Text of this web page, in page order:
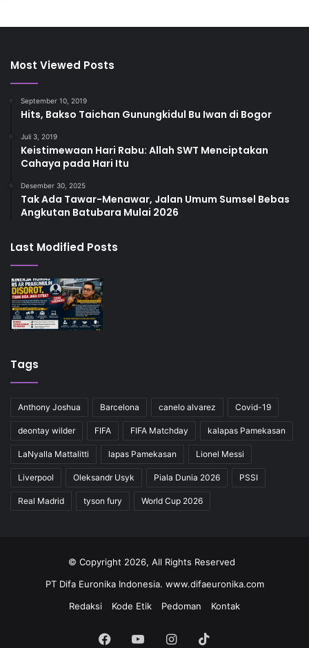
Most Viewed Posts
September 10, 2019
Hits, Bakso Taichan Gunungkidul Bu Iwan di Bogor
Juli 3, 2019
Keistimewaan Hari Rabu: Allah SWT Menciptakan
Cahaya pada Hari Itu
Desember 30, 2025
Tak Ada Tawar-Menawar, Jalan Umum Sumsel Bebas
Angkutan Batubara Mulai 2026
Last Modified Posts
Tags
Anthony Joshua Barcelona canelo alvarez Covid-19
deontay wilder FIFA FIFA Matchday kalapas Pamekasan
LaNyalla Mattalitti lapas Pamekasan Lionel Messi
Liverpool Oleksandr Usyk Piala Dunia 2026 PSSI
Real Madrid tyson fury World Cup 2026
© Copyright 2026, All Rights Reserved
PT Difa Euronika Indonesia. www.difaeuronika.com
Redaksi
Kode Etik Pedoman Kontak
Facebook
YouTubeInstagram